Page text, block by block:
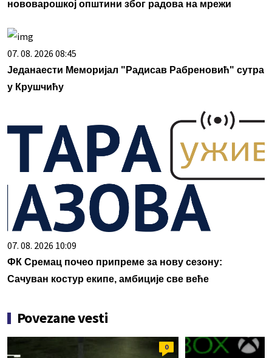
нововарошкој општини због радова на мрежи
07. 08. 2026 08:45
Једанаести Меморијал "Радисав Рабреновић" сутра
у Крушчићу
07. 08. 2026 10:09
ФК Сремац почео припреме за нову сезону:
Сачуван костур екипе, амбиције све веће
Povezane vesti
0